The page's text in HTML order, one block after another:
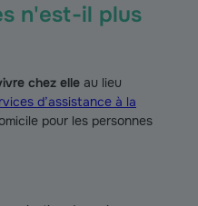
n'est-il plus
chez elle au lieu
d’assistance à la
pour les personnes